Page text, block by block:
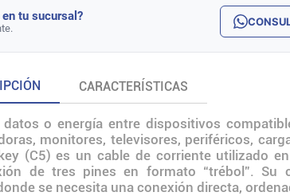
tu sucursal?
CARACTERÍSTICAS
o energía entre dispositivos
monitores, televisores, periféricos,
(C5) es un cable de corriente utilizado
de tres pines en formato “trébol”. Su
se necesita una conexión directa,